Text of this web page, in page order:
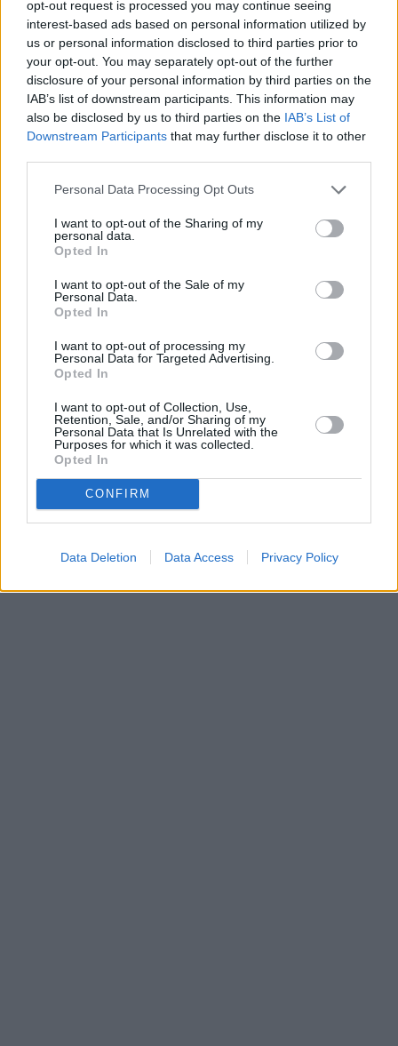
opt-out request is processed you may continue seeing
interest-based ads based on personal information utilized by
us or personal information disclosed to third parties prior to
your opt-out. You may separately opt-out of the further
disclosure of your personal information by third parties on the
IAB’s list of downstream participants. This information may
also be disclosed by us to third parties on the IAB’s List of
Downstream Participants that may further disclose it to other
Personal Data Processing Opt Outs
I want to opt-out of the Sharing of my
personal data.
Opted In
I want to opt-out of the Sale of my
Personal Data.
Opted In
I want to opt-out of processing my
Personal Data for Targeted Advertising.
Opted In
I want to opt-out of Collection, Use,
Retention, Sale, and/or Sharing of my
Personal Data that Is Unrelated with the
Purposes for which it was collected.
Opted In
CONFIRM
Data Deletion Data Access Privacy Policy
Celoplošné multiplexy
Multiplex A
Multiplex B
Multiplex C
Multiplex D
Multiplex E
Německo
Celoplošné multiplexy
Multiplex ARD
Multiplex ZDF
Multiplex freenet #1
Multiplex freenet #3
O webu parabola.cz•O souborech cookies•
Dovolená u moře•Bazény